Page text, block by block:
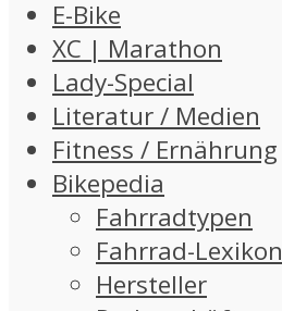
E-Bike
XC | Marathon
Lady-Special
Literatur / Medien
Fitness / Ernährung
Bikepedia
Fahrradtypen
Fahrrad-Lexikon
Hersteller